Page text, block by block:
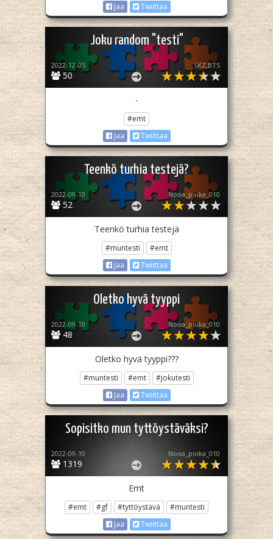
Jaa
Twiittaa
Joku random "testi"
50
2022-12-05 SKZ,BTS
-
#emt
Jaa
Twiittaa
Teenkö turhia testejä?
52
2022-09-10 Nooa_poika_010
Teenkö turhia testejä
#muntesti
#emt
Jaa
Twiittaa
Oletko hyvä tyyppi
48
2022-09-10 Nooa_poika_010
Oletko hyvä tyyppi???
#muntesti #emt
#jokutesti
Jaa
Twiittaa
Sopisitko mun tyttöystäväksi?
1319
2022-09-10 Nooa_poika_010
Emt
#emt #gf #tyttöystävä
#muntesti
Jaa
Twiittaa